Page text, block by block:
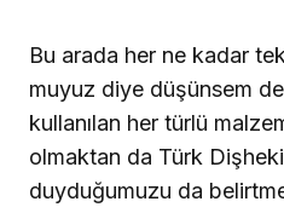
Bu arada her ne kadar
muyuz diye düşünsem
kullanılan her türlü
olmaktan da Türk
duyduğumuzu da